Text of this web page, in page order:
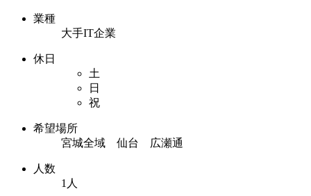
業種
大手IT企業
休日
土
日
祝
希望場所
宮城全域 仙台 広瀬通
人数
1人